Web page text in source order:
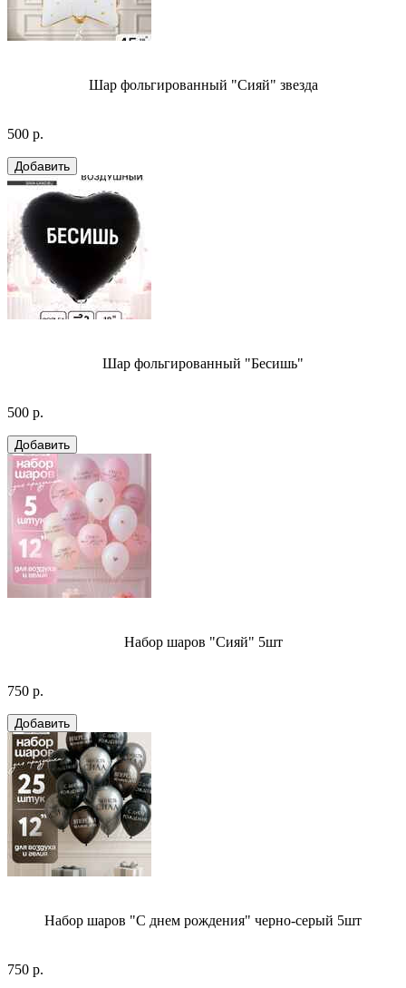
Шар фольгированный "Сияй" звезда
500 р.
Шар фольгированный "Бесишь"
500 р.
Набор шаров "Сияй" 5шт
750 р.
Набор шаров "С днем рождения" черно-серый 5шт
750 р.